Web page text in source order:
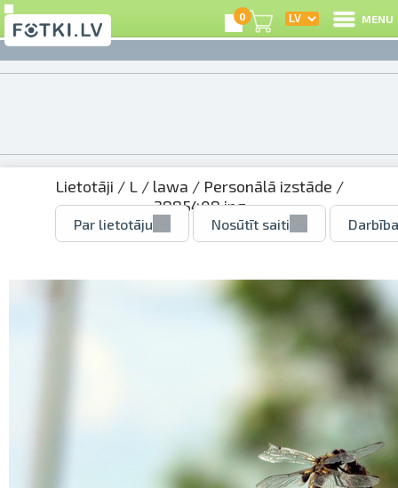
0 MENU
Lietotāji / L/ lawa / Personālā izstāde /
2885408.jpg
Par lietotāju Nosūtīt saiti